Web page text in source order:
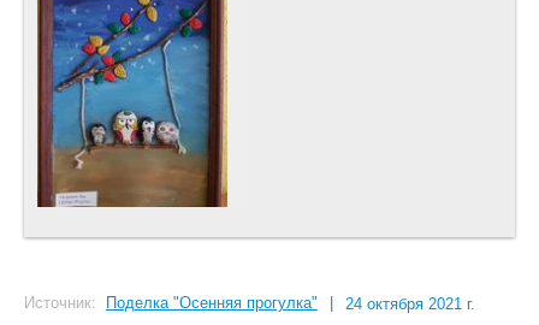
Источник: Поделка "Осенняя прогулка" 24 октября 2021 г.